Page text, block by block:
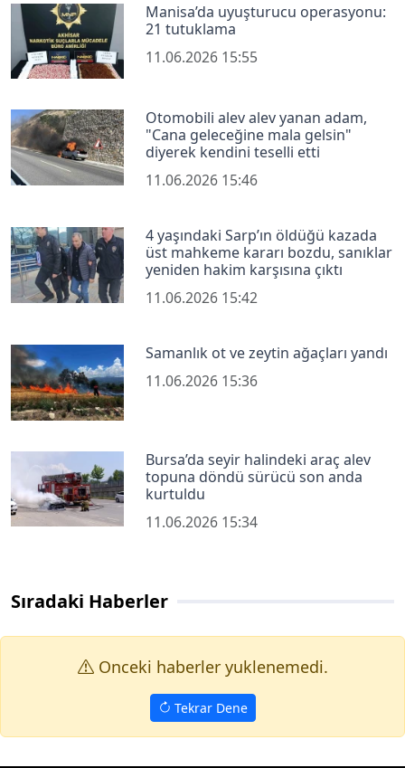
Manisa’da uyuşturucu operasyonu:
21 tutuklama
11.06.2026 15:55
Otomobili alev alev yanan adam,
"Cana geleceğine mala gelsin"
diyerek kendini teselli etti
11.06.2026 15:46
4 yaşındaki Sarp’ın öldüğü kazada
üst mahkeme kararı bozdu, sanıklar
yeniden hakim karşısına çıktı
11.06.2026 15:42
Samanlık ot ve zeytin ağaçları yandı
11.06.2026 15:36
Bursa’da seyir halindeki araç alev
topuna döndü sürücü son anda
kurtuldu
11.06.2026 15:34
Sıradaki Haberler
Onceki haberler yuklenemedi.
Tekrar Dene